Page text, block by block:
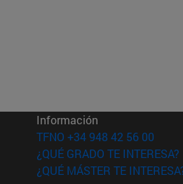
ventana)
Información
TFNO +34 948 42 56 00
¿QUÉ GRADO TE INTERESA?
¿QUÉ MÁSTER TE